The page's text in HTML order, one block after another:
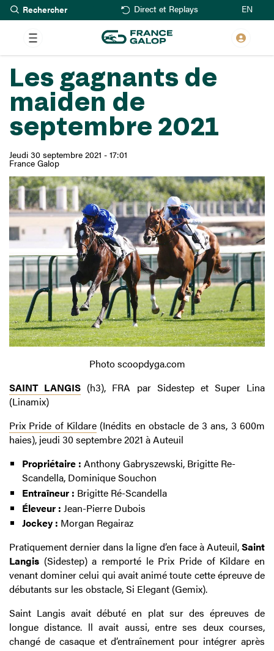
Aller
au
contenu
principal
Rechercher Direct et Replays EN
Les gagnants de
maiden de
septembre 2021
Jeudi 30 septembre 2021 - 17:01
France Galop
Photo scoopdyga.com
SAINT LANGIS (h3), FRA par Sidestep et Super Lina
(Linamix)
Prix Pride of Kildare (Inédits en obstacle de 3 ans, 3 600m
haies), jeudi 30 septembre 2021 à Auteuil
Propriétaire : Anthony Gabryszewski, Brigitte Re-
Scandella, Dominique Souchon
Entraîneur : Brigitte Ré-Scandella
Éleveur : Jean-Pierre Dubois
Jockey : Morgan Regairaz
Pratiquement dernier dans la ligne d’en face à Auteuil,Saint
Langis (Sidestep) a remporté le Prix Pride of Kildare en
venant dominer celui qui avait animé toute cette épreuve de
débutants sur les obstacle, Si Elegant (Gemix).
Saint Langis avait débuté en plat sur des épreuves de
longue distance. ll avait aussi, entre ses deux courses,
changé de casaque et d’entraînement pour intégrer après